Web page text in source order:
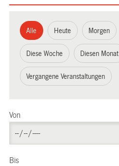
Alle Heute Morgen
Diese Woche Diesen Monat
Vergangene Veranstaltungen
Von
Bis